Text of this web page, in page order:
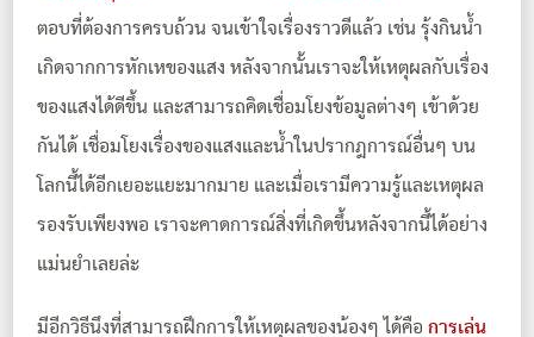
ตอบที่ต้องการครบถ้วน จนเข้าใจเรื่องราวดีแล้ว เช่น รุ้งกินน้ำ
เกิดจากการหักเหของแสง หลังจากนั้นเราจะให้เหตุผลกับเรื่อง
ของแสงได้ดีขึ้น และสามารถคิดเชื่อมโยงข้อมูลต่างๆ เข้าด้วย
กันได้ เชื่อมโยงเรื่องของแสงและน้ำในปรากฎการณ์อื่นๆ บน
โลกนี้ได้อีกเยอะแยะมากมาย และเมื่อเรามีความรู้และเหตุผล
รองรับเพียงพอ เราจะคาดการณ์สิ่งที่เกิดขึ้นหลังจากนี้ได้อย่าง
แม่นยำเลยล่ะ
มีอีกวิธีนึงที่สามารถฝึกการให้เหตุผลของน้องๆ ได้คือการเล่น